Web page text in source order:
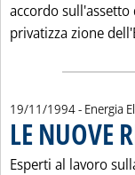
accordo
privatizza zione
19/11/1994- Energia
LE NUOVE
Esperti al lavoro